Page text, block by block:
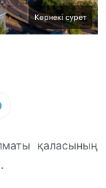
Көрнекі сурет
қаласының